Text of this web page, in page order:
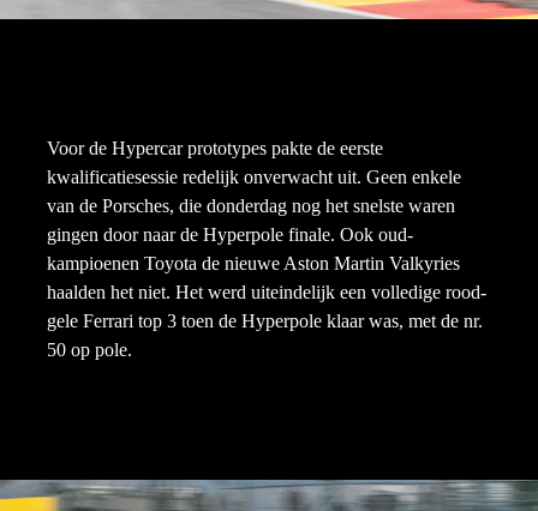
Voor de Hypercar prototypes pakte de eerste
kwalificatiesessie redelijk onverwacht uit. Geen enkele
van de Porsches, die donderdag nog het snelste waren
gingen door naar de Hyperpole finale. Ook oud-
kampioenen Toyota de nieuwe Aston Martin Valkyries
haalden het niet. Het werd uiteindelijk een volledige rood-
gele Ferrari top 3 toen de Hyperpole klaar was, met de nr.
50 op pole.